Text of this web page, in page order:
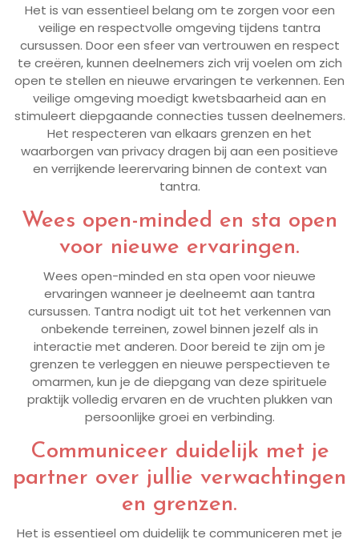
Het is van essentieel belang om te zorgen voor een
veilige en respectvolle omgeving tijdens tantra
cursussen. Door een sfeer van vertrouwen en respect
te creëren, kunnen deelnemers zich vrij voelen om zich
open te stellen en nieuwe ervaringen te verkennen. Een
veilige omgeving moedigt kwetsbaarheid aan en
stimuleert diepgaande connecties tussen deelnemers.
Het respecteren van elkaars grenzen en het
waarborgen van privacy dragen bij aan een positieve
en verrijkende leerervaring binnen de context van
tantra.
Wees open-minded en sta open
voor nieuwe ervaringen.
Wees open-minded en sta open voor nieuwe
ervaringen wanneer je deelneemt aan tantra
cursussen. Tantra nodigt uit tot het verkennen van
onbekende terreinen, zowel binnen jezelf als in
interactie met anderen. Door bereid te zijn om je
grenzen te verleggen en nieuwe perspectieven te
omarmen, kun je de diepgang van deze spirituele
praktijk volledig ervaren en de vruchten plukken van
persoonlijke groei en verbinding.
Communiceer duidelijk met je
partner over jullie verwachtingen
en grenzen.
Het is essentieel om duidelijk te communiceren met je